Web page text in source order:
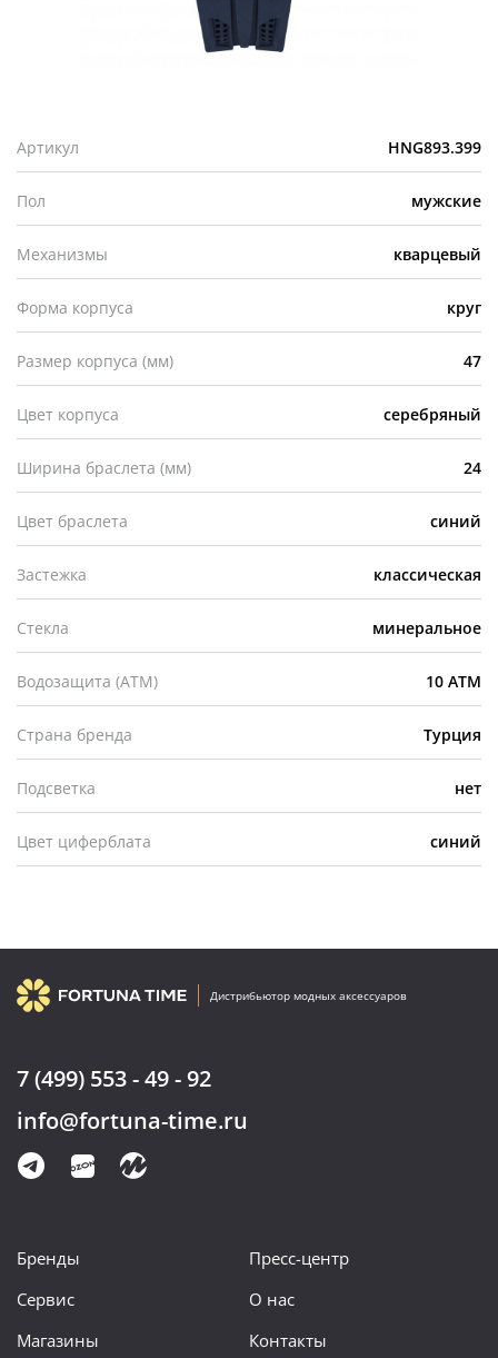
Артикул HNG893.399
Пол мужские
Механизмы кварцевый
Форма корпуса круг
Размер корпуса (мм) 47
Цвет корпуса серебряный
Ширина браслета (мм) 24
Цвет браслета синий
Застежка классическая
Стекла минеральное
Водозащита (АТМ) 10 АТМ
Страна бренда Турция
Подсветка нет
Цвет циферблата синий
Дистрибьютор модных аксессуаров
7 (499) 553 - 49 - 92
info@fortuna-time.ru
Бренды
Пресс-центр
Сервис
О нас
Магазины
Контакты